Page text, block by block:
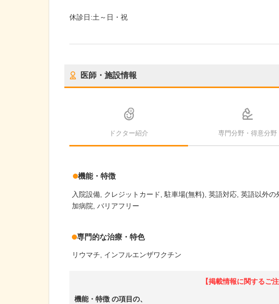
休診日:土～日・祝
医師・施設情報
ドクター紹介 専門分野・得意分野
機能・特徴
入院設備 クレジットカード 駐車場(無料) 英語対応 英語以外の
加病院 バリアフリー
専門的な治療・特色
リウマチ インフルエンザワクチン
【掲載情報に関するご注
機能・特徴 の項目の、